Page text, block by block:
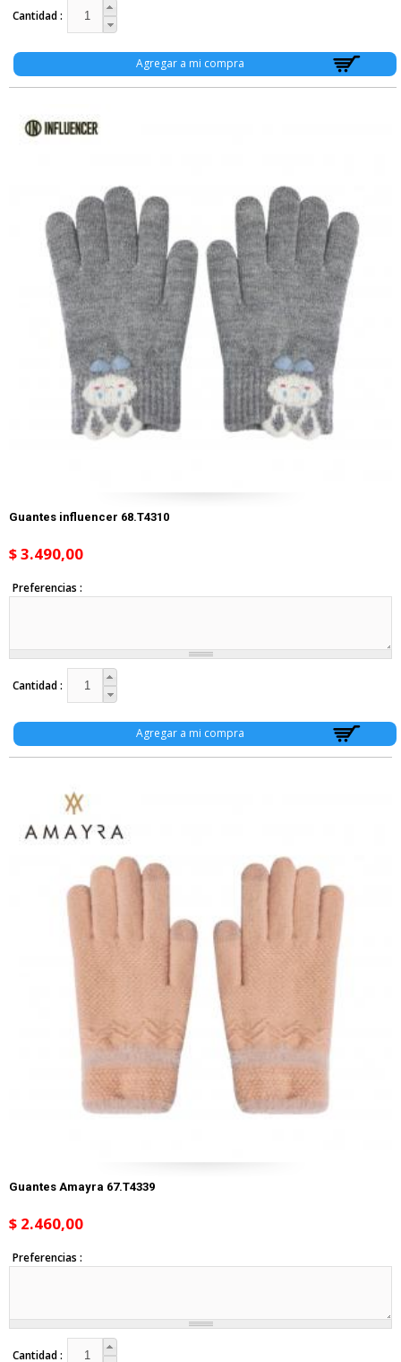
Cantidad
Guantes influencer 68.T4310
$ 3.490,00
Preferencias
Cantidad
Guantes Amayra 67.T4339
$ 2.460,00
Preferencias
Cantidad